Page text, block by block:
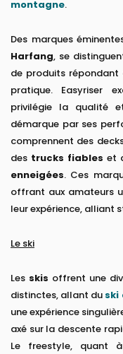
montagne.
Des marques
Harfang, se
de produits
pratique. Easyriser
privilégie la qualité
démarque par ses
comprennent des
des trucks fiables et
enneigées. Ces
offrant aux amateurs
leur expérience, alliant
Le ski
Les skis offrent une
distinctes, allant du ski
une expérience
axé sur la descente
Le freestyle, quant